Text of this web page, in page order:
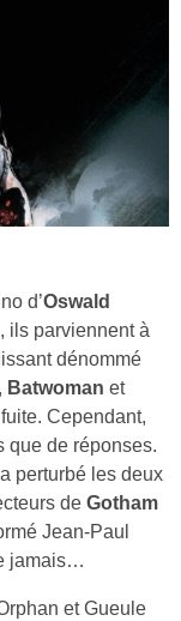
d’Oswald
ils parviennent à
dénommé
Batwoman et
Cependant,
que de réponses.
perturbé les deux
de Gotham
Jean-Paul
jamais…
et Gueule